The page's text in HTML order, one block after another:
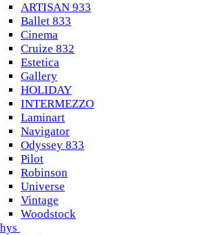
ARTISAN 933
Ballet 833
Cinema
Cruize 832
Estetica
Gallery
HOLIDAY
INTERMEZZO
Laminart
Navigator
Odyssey 833
Pilot
Robinson
Universe
Vintage
Woodstock